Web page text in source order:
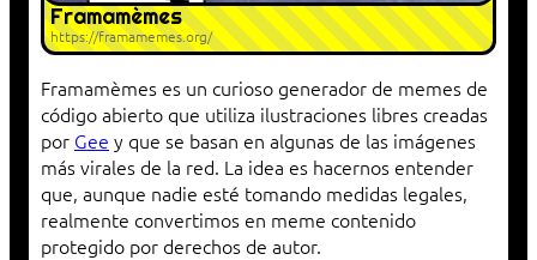
Framamèmes
https://framamemes.org/
Framamèmes es un curioso generador de memes de
código abierto que utiliza ilustraciones libres creadas
por Gee y que se basan en algunas de las imágenes
más virales de la red. La idea es hacernos entender
que, aunque nadie esté tomando medidas legales,
realmente convertimos en meme contenido
protegido por derechos de autor.